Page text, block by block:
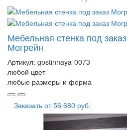
Мебельная стенка под заказ
Могрейн
Артикул: gostinnaya-0073
любой цвет
любые размеры и форма
Заказать от56 680 руб.